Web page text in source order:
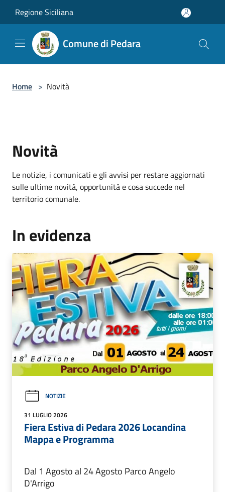
Regione Siciliana
Comune di Pedara
Home > Novità
Novità
Le notizie, i comunicati e gli avvisi per restare aggiornati
sulle ultime novità, opportunità e cosa succede nel
territorio comunale.
In evidenza
NOTIZIE
31 LUGLIO 2026
Fiera Estiva di Pedara 2026 Locandina
Mappa e Programma
Dal 1 Agosto al 24 Agosto Parco Angelo
D'Arrigo